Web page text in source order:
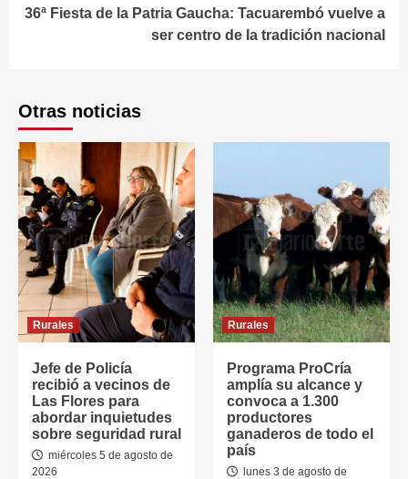
36ª Fiesta de la Patria Gaucha: Tacuarembó vuelve a
ser centro de la tradición nacional
Otras noticias
Rurales
Jefe de Policía
recibió a vecinos de
Las Flores para
abordar inquietudes
sobre seguridad rural
miércoles 5 de agosto de
2026
Rurales
Programa ProCría
amplía su alcance y
convoca a 1.300
productores
ganaderos de todo el
país
lunes 3 de agosto de